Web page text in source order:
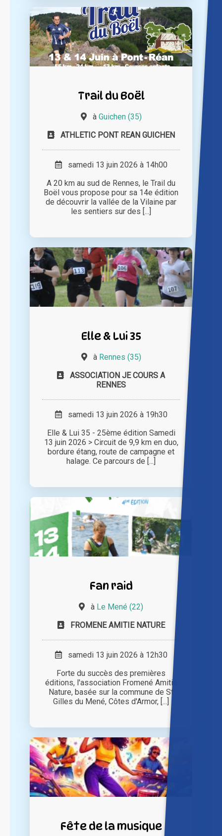
Trail du Boël
à Guichen (35)
ATHLETIC PONT REAN GUICHEN
samedi 13 juin 2026 à 14h00
A 20 km au sud de Rennes, le Trail du
Boël vous propose pour sa 14e édition
de découvrir la vallée de la Vilaine par
les sentiers sur des [...]
Elle & Lui 35
à Rennes (35)
ASSOCIATION JE COURS A
RENNES
samedi 13 juin 2026 à 19h30
Elle & Lui 35 - 25ème édition Samedi
13 juin 2026 > Circuit de 9,9 km en duo,
bordure étang, route de campagne et
halage. Ce parcours de [...]
Fan raid
à Le Mené (22)
FROMENE AMITIE NATURE
samedi 13 juin 2026 à 12h30
Forte du succès des premières
éditions, l'association Fromené Amitié
Nature, basée sur la commune de St
Gilles du Mené, Côtes d'Armor, [...]
Fête de la musique